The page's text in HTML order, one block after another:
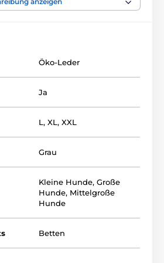
Matratze - Polypropylen. Stoff,
Sofa sind hochwertige und
Öko-Leder
Ja
L, XL, XXL
Grau
Kleine Hunde, Große
Hunde, Mittelgroße
Hunde
Betten